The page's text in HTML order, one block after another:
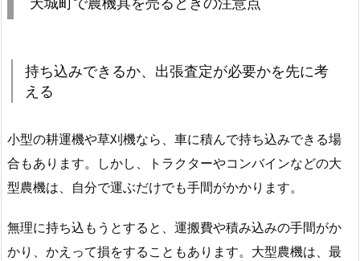
持ち込みできるか、出張査定が必要かを先に考
える
小型の耕運機や草刈機なら、車に積んで持ち込みできる場
合もあります。しかし、トラクターやコンバインなどの大
型農機は、自分で運ぶだけでも手間がかかります。
無理に持ち込もうとすると、運搬費や積み込みの手間がか
かり、かえって損をすることもあります。大型農機は、最